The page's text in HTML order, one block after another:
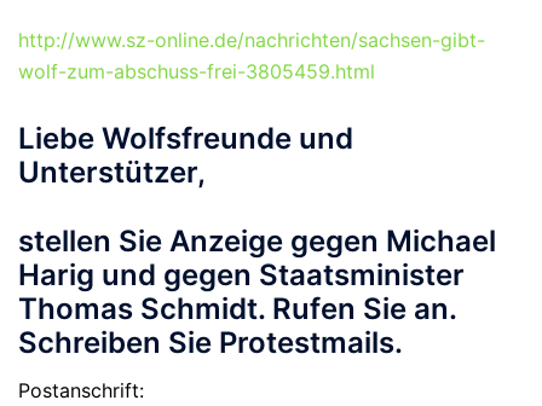
http://www.sz-online.de/nachrichten/sachsen-gibt-
wolf-zum-abschuss-frei-3805459.html
Liebe Wolfsfreunde und
Unterstützer,
stellen Sie Anzeige gegen Michael
Harig und gegen Staatsminister
Thomas Schmidt. Rufen Sie an.
Schreiben Sie Protestmails.
Postanschrift: